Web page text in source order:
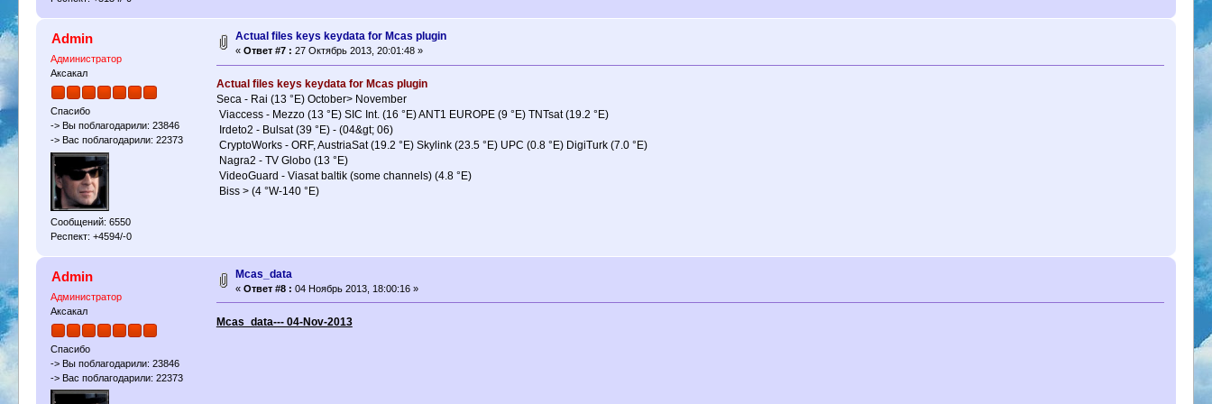
Admin
Администратор
Аксакал
Спасибо
-> Вы поблагодарили: 23846
-> Вас поблагодарили: 22373
Сообщений: 6550
Респект: +4594/-0
Actual files keys keydata for Mcas plugin
«Ответ #7 : 27 Октябрь 2013, 20:01:48 »
Actual files keys keydata for Mcas plugin
Seca - Rai (13 °E) October> November
Viaccess - Mezzo (13 °E) SIC Int. (16 °E) ANT1 EUROPE (9 °E) TNTsat (19.2 °E)
Irdeto2 - Bulsat (39 °E) - (04&gt; 06)
CryptoWorks - ORF, AustriaSat (19.2 °E) Skylink (23.5 °E) UPC (0.8 °E) DigiTurk (7.0 °E)
Nagra2 - TV Globo (13 °E)
VideoGuard - Viasat baltik (some channels) (4.8 °E)
Biss > (4 °W-140 °E)
Admin
Администратор
Аксакал
Спасибо
-> Вы поблагодарили: 23846
-> Вас поблагодарили: 22373
Mcas_data
«Ответ #8 : 04 Ноябрь 2013, 18:00:16 »
Mcas_data--- 04-Nov-2013